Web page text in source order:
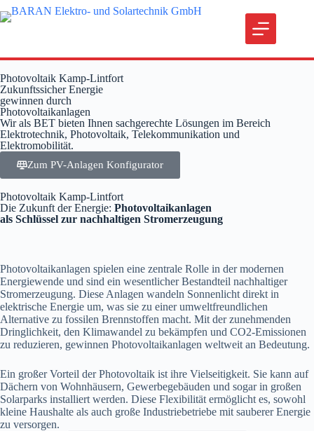
Photovoltaik Kamp-Lintfort
Zukunftssicher Energie
gewinnen durch
Photovoltaikanlagen
Wir als BET bieten Ihnen sachgerechte Lösungen im Bereich
Elektrotechnik, Photovoltaik, Telekommunikation und
Elektromobilität.
Zum PV-Anlagen Konfigurator
Photovoltaik Kamp-Lintfort
Die Zukunft der Energie: Photovoltaikanlagen
als Schlüssel zur nachhaltigen Stromerzeugung
Photovoltaikanlagen spielen eine zentrale Rolle in der modernen
Energiewende und sind ein wesentlicher Bestandteil nachhaltiger
Stromerzeugung. Diese Anlagen wandeln Sonnenlicht direkt in
elektrische Energie um, was sie zu einer umweltfreundlichen
Alternative zu fossilen Brennstoffen macht. Mit der zunehmenden
Dringlichkeit, den Klimawandel zu bekämpfen und CO2-Emissionen
zu reduzieren, gewinnen Photovoltaikanlagen weltweit an Bedeutung.
Ein großer Vorteil der Photovoltaik ist ihre Vielseitigkeit. Sie kann auf
Dächern von Wohnhäusern, Gewerbegebäuden und sogar in großen
Solarparks installiert werden. Diese Flexibilität ermöglicht es, sowohl
kleine Haushalte als auch große Industriebetriebe mit sauberer Energie
zu versorgen.